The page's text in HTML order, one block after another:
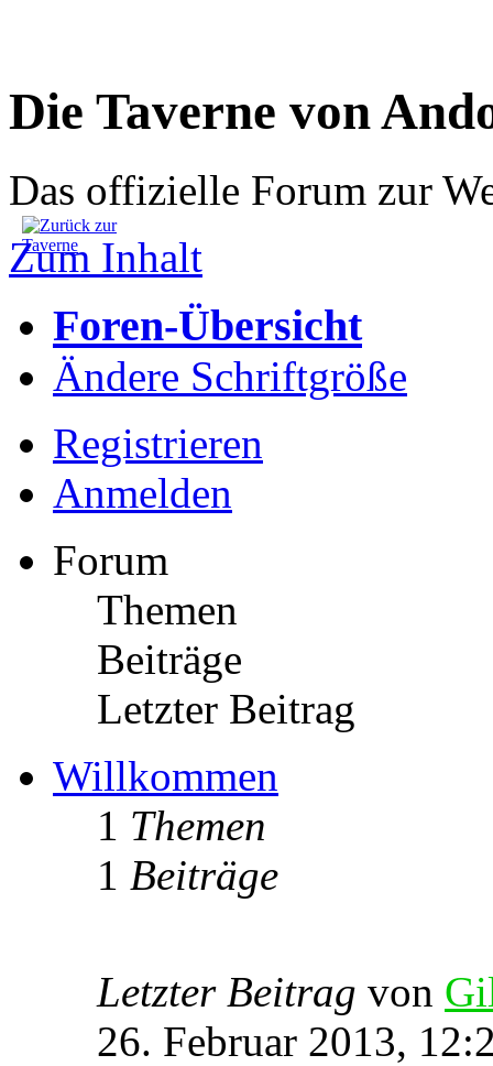
Die Taverne von
Das offizielle Forum zur
Zum Inhalt
Foren-Übersicht
Ändere Schriftgröße
Registrieren
Anmelden
Forum
Themen
Beiträge
Letzter Beitrag
Willkommen
1 Themen
1 Beiträge
Letzter Beitrag von
26. Februar 2013,